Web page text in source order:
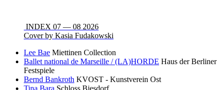
INDEX 07 — 08 2026
Cover by Kasia Fudakowski
Lee Bae Miettinen Collection
Ballet national de Marseille / (LA)HORDE Haus der Berliner
Festspiele
Bernd Bankroth KVOST - Kunstverein Ost
Tina Bara Schloss Biesdorf